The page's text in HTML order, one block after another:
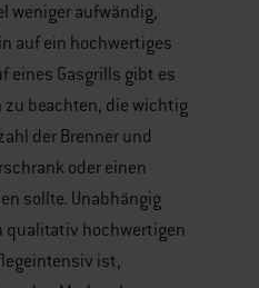
weniger aufwändig,
auf ein hochwertiges
eines Gasgrills gibt es
beachten, die wichtig
der Brenner und
oder einen
sollte. Unabhängig
qualitativ hochwertigen
ist,